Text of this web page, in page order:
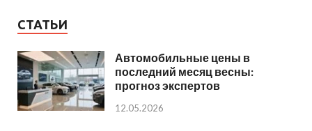
СТАТЬИ
Автомобильные цены в
последний месяц весны:
прогноз экспертов
12.05.2026